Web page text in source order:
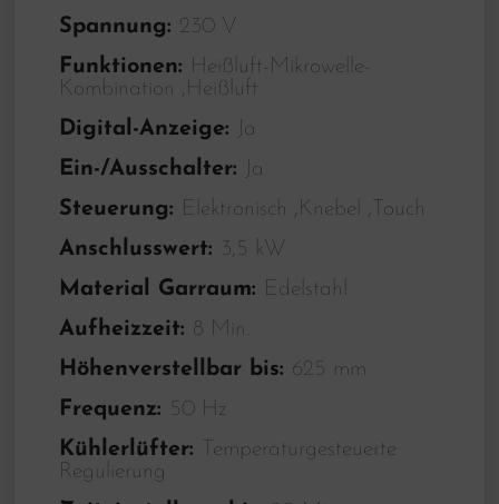
Spannung: 230 V
Funktionen: Heißluft-Mikrowelle-
Kombination ,Heißluft
Digital-Anzeige:
Ja
Ein-/Ausschalter:
Ja
Steuerung: Elektronisch ,Knebel ,Touch
Anschlusswert: 3,5 kW
Material Garraum: Edelstahl
Aufheizzeit: 8 Min.
Höhenverstellbar bis: 625 mm
Frequenz: 50 Hz
Kühlerlüfter:
Temperaturgesteuerte
Regulierung